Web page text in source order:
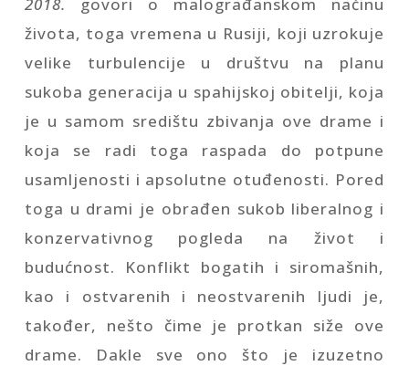
života, toga vremena u Rusiji, koji uzrokuje
velike turbulencije u društvu na planu
sukoba generacija u spahijskoj obitelji, koja
je u samom središtu zbivanja ove drame i
koja se radi toga raspada do potpune
usamljenosti i apsolutne otuđenosti. Pored
toga u drami je obrađen sukob liberalnog i
konzervativnog pogleda na život i
budućnost. Konflikt bogatih i siromašnih,
kao i ostvarenih i neostvarenih ljudi je,
također, nešto čime je protkan siže ove
drame. Dakle sve ono što je izuzetno